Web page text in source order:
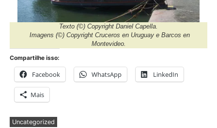
Texto (©) Copyright Daniel Capella.
Imagens (©) Copyright Cruceros en Uruguay e Barcos en
Montevideo.
Compartilhe isso:
Facebook WhatsApp LinkedIn
Mais
Uncategorized